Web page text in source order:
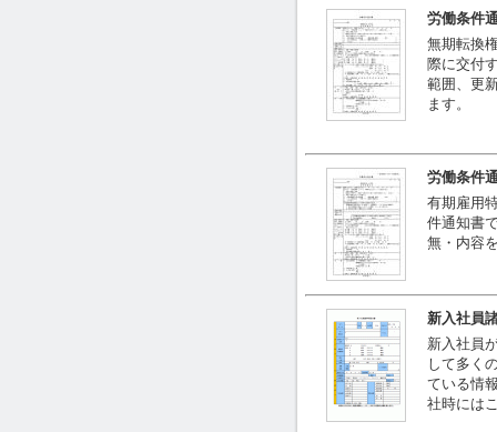
労働条件
無期転換
際に交付
範囲、更
ます。
労働条件
有期雇用
件通知書
無・内容
新入社員
新入社員
して多く
ている情
社時には